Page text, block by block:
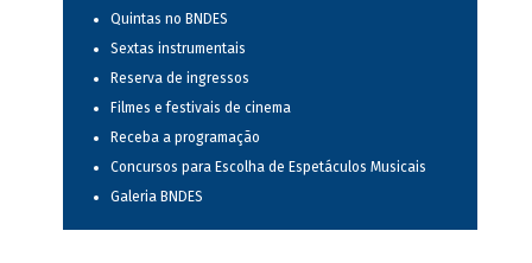
Quintas no BNDES
Sextas instrumentais
Reserva de ingressos
Filmes e festivais de cinema
Receba a programação
Concursos para Escolha de Espetáculos Musicais
Galeria BNDES